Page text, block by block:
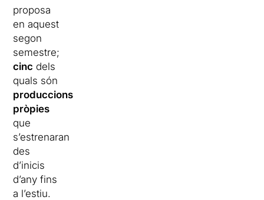
proposa
en aquest
segon
semestre;
cinc dels
quals són
produccions
pròpies
que
s’estrenaran
des
d’inicis
d’any fins
a l’estiu.